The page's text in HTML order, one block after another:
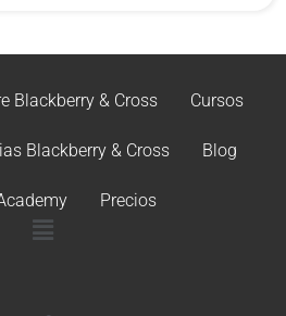
Blackberry & Cross Cursos
Blackberry & Cross Blog
Precios